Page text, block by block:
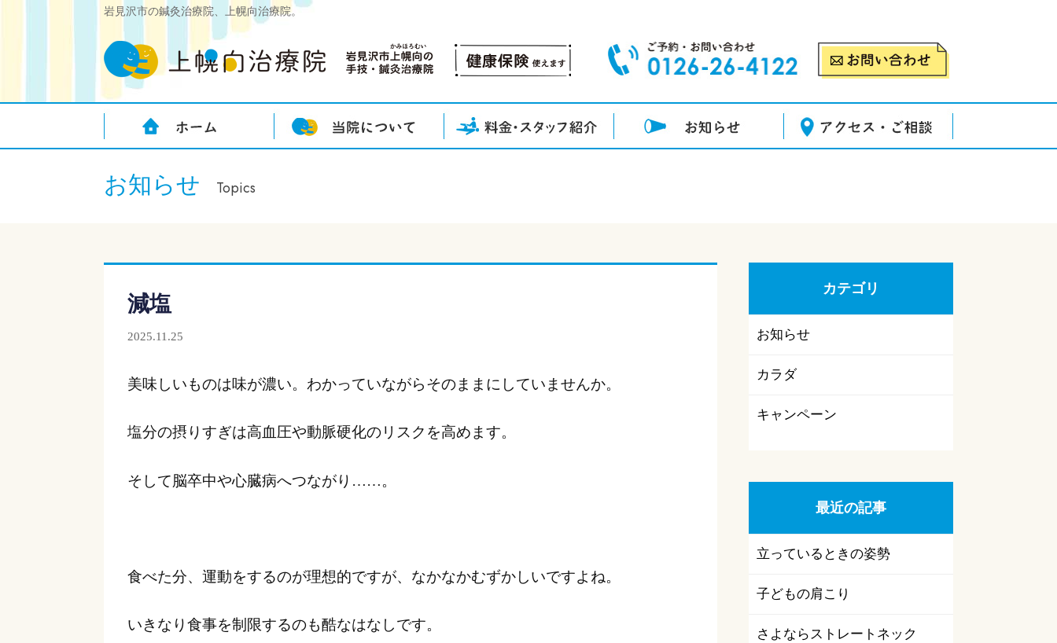
岩見沢市の鍼灸治療院、上幌向治療院。
お知らせ Topics
減塩
2025.11.25
美味しいものは味が濃い。わかっていながらそのままにしていませんか。
塩分の摂りすぎは高血圧や動脈硬化のリスクを高めます。
そして脳卒中や心臓病へつながり……。
食べた分、運動をするのが理想的ですが、なかなかむずかしいですよね。
いきなり食事を制限するのも酷なはなしです。
カテゴリ
お知らせ
カラダ
キャンペーン
最近の記事
立っているときの姿勢
子どもの肩こり
さよならストレートネック